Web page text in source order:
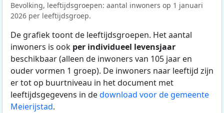
Bevolking, leeftijdsgroepen: aantal inwoners op 1 januari
2026 per leeftijdsgroep.
De grafiek toont de leeftijdsgroepen. Het aantal
inwoners is ook per individueel levensjaar
beschikbaar (alleen de inwoners van 105 jaar en
ouder vormen 1 groep). De inwoners naar leeftijd zijn
er tot op buurtniveau in het document met
leeftijdsgegevens in dedownload voor de gemeente
Meierijstad.